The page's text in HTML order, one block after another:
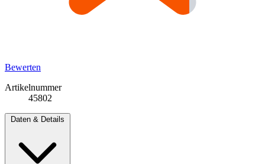
Bewerten
Artikelnummer
45802
Daten & Details